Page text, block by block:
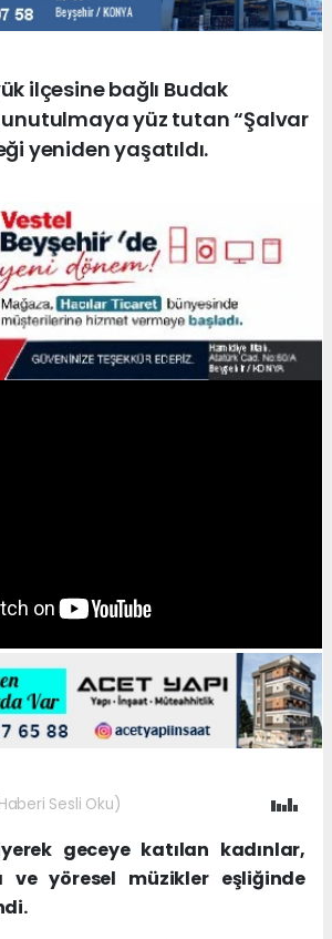
ilçesine bağlı Budak
unutulmaya yüz tutan “Şalvar
yeniden yaşatıldı.
Sesli Oku)
geceye katılan kadınlar,
ve yöresel müzikler eşliğinde